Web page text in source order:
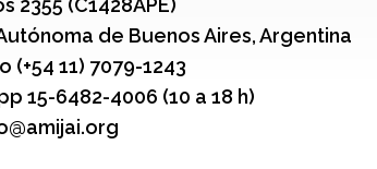
de Buenos Aires, Argentina
(+54 11) 7079-1243
15-6482-4006 (10 a 18 h)